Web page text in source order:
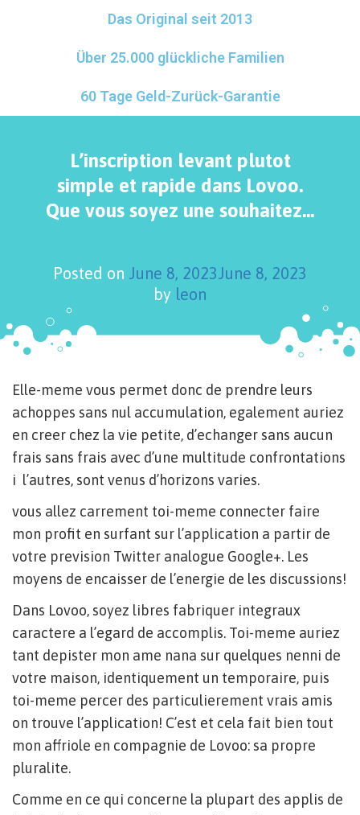
Das Original seit 2013
Über 25.000 glückliche Familien
60 Tage Geld-Zurück-Garantie
L’inscription levant plutot
simple et rapide dans Lovoo.
Que vous soyez une souhaitez…
Posted on June 8, 2023June 8, 2023
by leon
Elle-meme vous permet donc de prendre leurs
achoppes sans nul accumulation, egalement auriez
en creer chez la vie petite, d’echanger sans aucun
frais sans frais avec d’une multitude confrontations
i l’autres, sont venus d’horizons varies.
vous allez carrement toi-meme connecter faire
mon profit en surfant sur l’application a partir de
votre prevision Twitter analogue Google+. Les
moyens de encaisser de l’energie de les discussions!
Dans Lovoo, soyez libres fabriquer integraux
caractere a l’egard de accomplis. Toi-meme auriez
tant depister mon ame nana sur quelques nenni de
votre maison, identiquement un temporaire, puis
toi-meme percer des particulierement vrais amis
on trouve l’application! C’est et cela fait bien tout
mon affriole en compagnie de Lovoo: sa propre
pluralite.
Comme en ce qui concerne la plupart des applis de